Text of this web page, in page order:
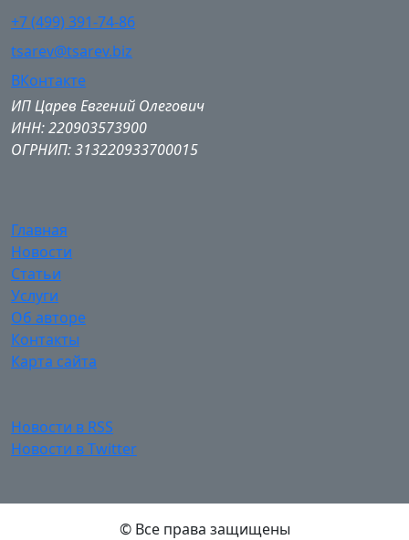
+7 (499) 391-74-86
tsarev@tsarev.biz
ВКонтакте
ИП Царев Евгений Олегович
ИНН: 220903573900
ОГРНИП: 313220933700015
Главная
Новости
Статьи
Услуги
Об авторе
Контакты
Карта сайта
Новости в RSS
Новости в Twitter
© Все права защищены